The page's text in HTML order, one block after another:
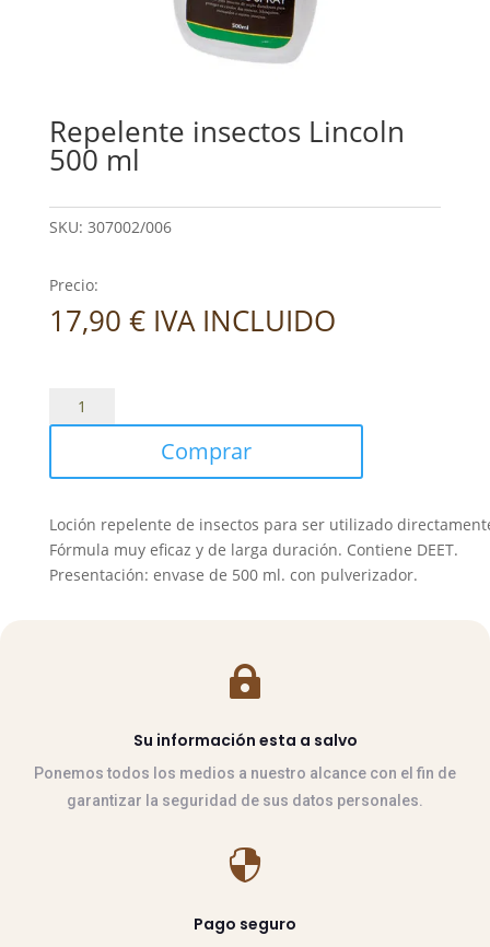
Repelente insectos Lincoln
500 ml
SKU: 307002/006
Precio:
17,90 € IVA INCLUIDO
Repelente
insectos
500
cantidad
Comprar
Loción repelente de insectos para ser utilizado
Fórmula muy eficaz y de larga duración. Contiene DEET.
Presentación: envase de 500 ml. con pulverizador.

Su información esta a salvo
Ponemos todos los medios a nuestro alcance con el fin de
garantizar la seguridad de sus datos personales.

Pago seguro